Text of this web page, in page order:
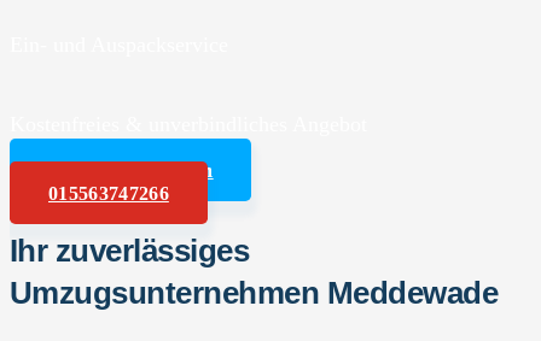
Angebot anfordern
015563747266
Ihr zuverlässiges
Umzugsunternehmen Meddewade